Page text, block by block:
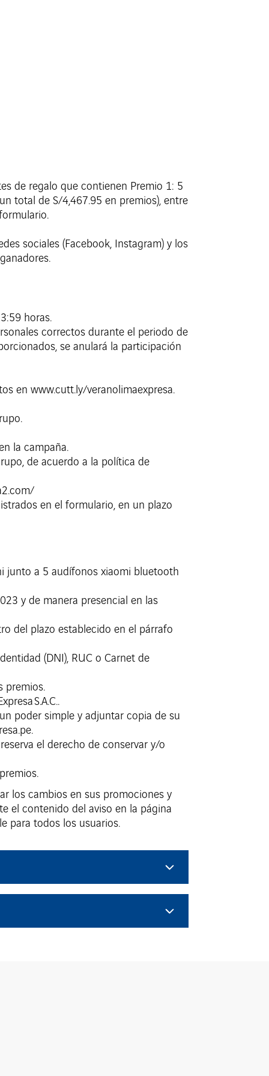
de regalo que contienen Premio 1: 5
total de S/4,467.95 en premios), entre
sociales (Facebook, Instagram) y los
horas.
correctos durante el periodo de
se anulará la participación
en www.cutt.ly/veranolimaexpresa.
la campaña.
de acuerdo a la política de
en el formulario, en un plazo
junto a 5 audífonos xiaomi bluetooth
y de manera presencial en las
del plazo establecido en el párrafo
(DNI), RUC o Carnet de
premios.
S.A.C..
poder simple y adjuntar copia de su
el derecho de conservar y/o
los cambios en sus promociones y
el contenido del aviso en la página
para todos los usuarios.